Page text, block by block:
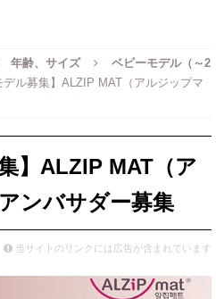
年齢、サイズ
ベビーモデル（～2
デル募集】ALZIP MAT（アルジップマ
】ALZIP MAT（ア
ンバサダー募集
当サイトのリンクには広告が含まれています